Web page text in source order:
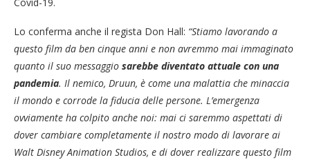
Lo conferma anche il regista Don Hall: “Stiamo lavorando a
questo film da ben cinque anni e non avremmo mai immaginato
quanto il suo messaggio sarebbe diventato attuale con una
pandemia. Il nemico, Druun, è come una malattia che minaccia
il mondo e corrode la fiducia delle persone. L’emergenza
ovviamente ha colpito anche noi: mai ci saremmo aspettati di
dover cambiare completamente il nostro modo di lavorare ai
Walt Disney Animation Studios, e di dover realizzare questo film